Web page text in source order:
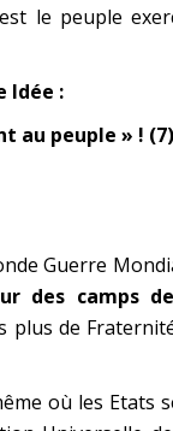
le peuple
Idée :
au peuple » ! (7)
Guerre
des camps
de
où les Etats